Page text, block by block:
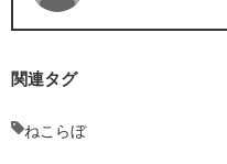
関連タグ
ねこらぼ